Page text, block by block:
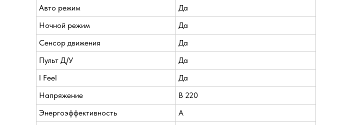
Авто режим
Да
Ночной режим
Да
Сенсор движения
Да
Пульт Д/У
Да
I Feel
Да
Напряжение
В 220
Энергоэффективность
A